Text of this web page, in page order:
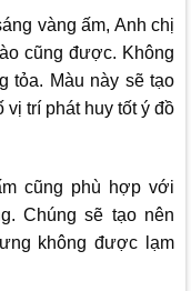
vàng ấm, Anh chị
cũng được. Không
tỏa. Màu này sẽ tạo
trí phát huy tốt ý đồ
cũng phù hợp với
Chúng sẽ tạo nên
không được lạm